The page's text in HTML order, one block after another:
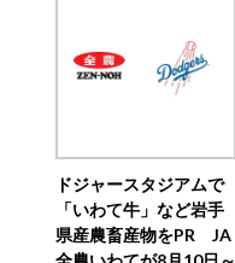
ドジャースタジアムで
「いわて牛」など岩手
県産農畜産物をPR JA